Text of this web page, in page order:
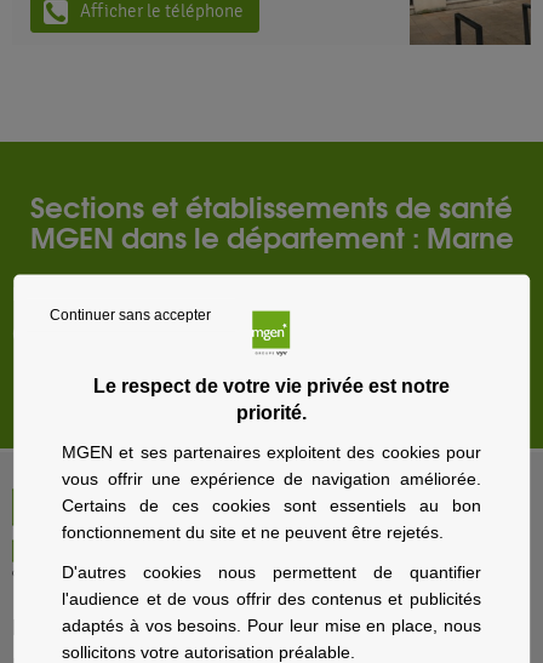
Le respect de votre vie privée est notre
priorité.
MGEN et ses partenaires exploitent des cookies pour
vous offrir une expérience de navigation améliorée.
Certains de ces cookies sont essentiels au bon
fonctionnement du site et ne peuvent être rejetés.
D'autres cookies nous permettent de quantifier
l'audience et de vous offrir des contenus et publicités
adaptés à vos besoins. Pour leur mise en place, nous
sollicitons votre autorisation préalable.
Continuer sans accepter
Afficher le téléphone
Sections et établissements de santé
MGEN dans le département : Marne
Store locator par
Particuliers